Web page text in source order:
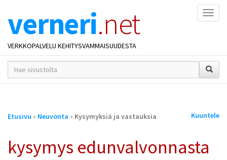
verneri.net
VERKKOPALVELU KEHITYSVAMMAISUUDESTA
hakusana(t)
*
Olet
Etusivu » Neuvonta » Kysymyksiä ja vastauksia Kuuntele
kysymys edunvalvonnasta